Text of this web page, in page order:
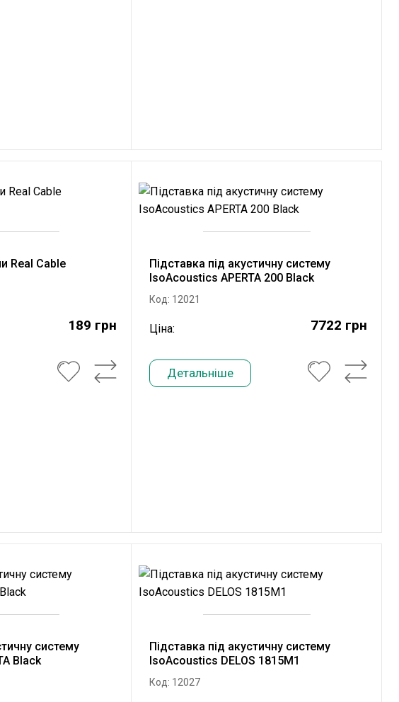
Real Cable
189 грн
Підставка під акустичну систему
IsoAcoustics APERTA 200 Black
Код: 12021
Ціна: 7722 грн
Детальніше
систему
Black
Підставка під акустичну систему
IsoAcoustics DELOS 1815M1
Код: 12027